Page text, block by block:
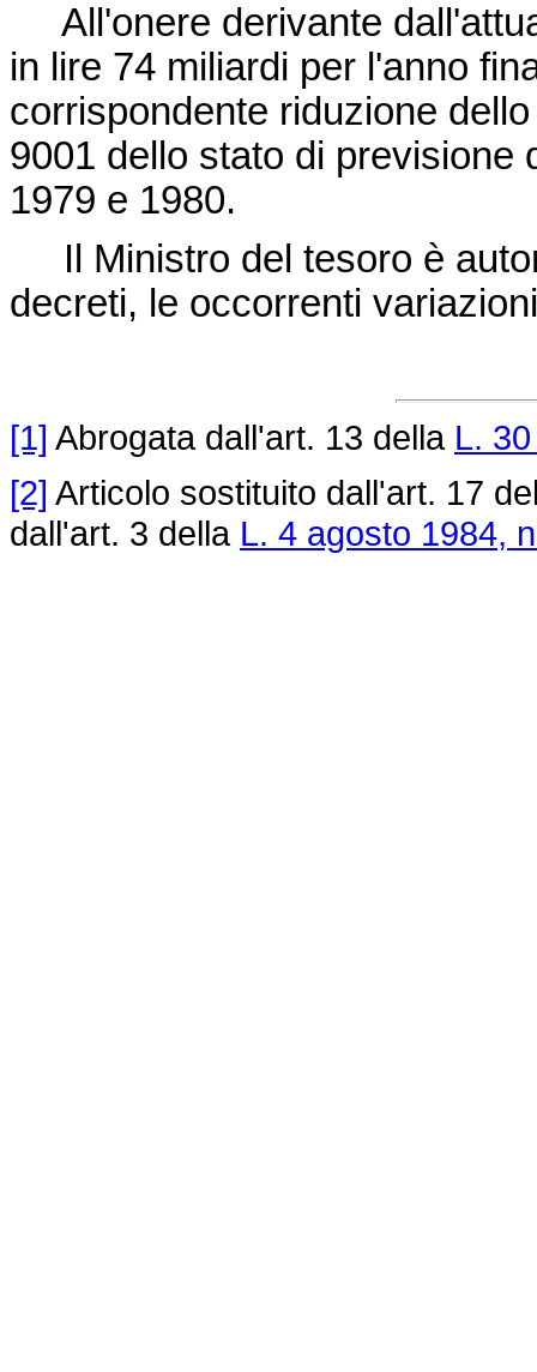
All'onere derivante
in lire 74 miliardi per l'anno
corrispondente riduzione
9001 dello stato di previsione
1979 e 1980.
Il Ministro del tesoro è
decreti, le occorrenti
[1] Abrogata dall'art. 13 della L.
[2] Articolo sostituito dall'art. 17
dall'art. 3 della L. 4 agosto 1984,